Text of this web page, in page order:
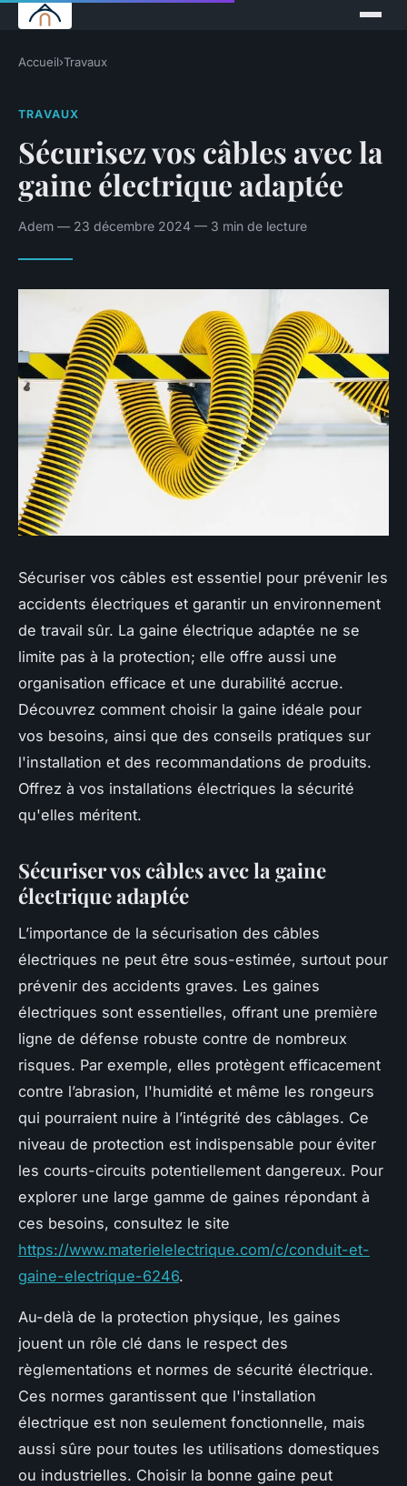
Accueil›Travaux
TRAVAUX
Sécurisez vos câbles avec la
gaine électrique adaptée
Adem — 23 décembre 2024 — 3 min de lecture
Sécuriser vos câbles est essentiel pour prévenir les
accidents électriques et garantir un environnement
de travail sûr. La gaine électrique adaptée ne se
limite pas à la protection; elle offre aussi une
organisation efficace et une durabilité accrue.
Découvrez comment choisir la gaine idéale pour
vos besoins, ainsi que des conseils pratiques sur
l'installation et des recommandations de produits.
Offrez à vos installations électriques la sécurité
qu'elles méritent.
Sécuriser vos câbles avec la gaine
électrique adaptée
L’importance de la sécurisation des câbles
électriques ne peut être sous-estimée, surtout pour
prévenir des accidents graves. Les gaines
électriques sont essentielles, offrant une première
ligne de défense robuste contre de nombreux
risques. Par exemple, elles protègent efficacement
contre l’abrasion, l'humidité et même les rongeurs
qui pourraient nuire à l’intégrité des câblages. Ce
niveau de protection est indispensable pour éviter
les courts-circuits potentiellement dangereux. Pour
explorer une large gamme de gaines répondant à
ces besoins, consultez le site
https://www.materielelectrique.com/c/conduit-et-
gaine-electrique-6246.
Au-delà de la protection physique, les gaines
jouent un rôle clé dans le respect des
règlementations et normes de sécurité électrique.
Ces normes garantissent que l'installation
électrique est non seulement fonctionnelle, mais
aussi sûre pour toutes les utilisations domestiques
ou industrielles. Choisir la bonne gaine peut